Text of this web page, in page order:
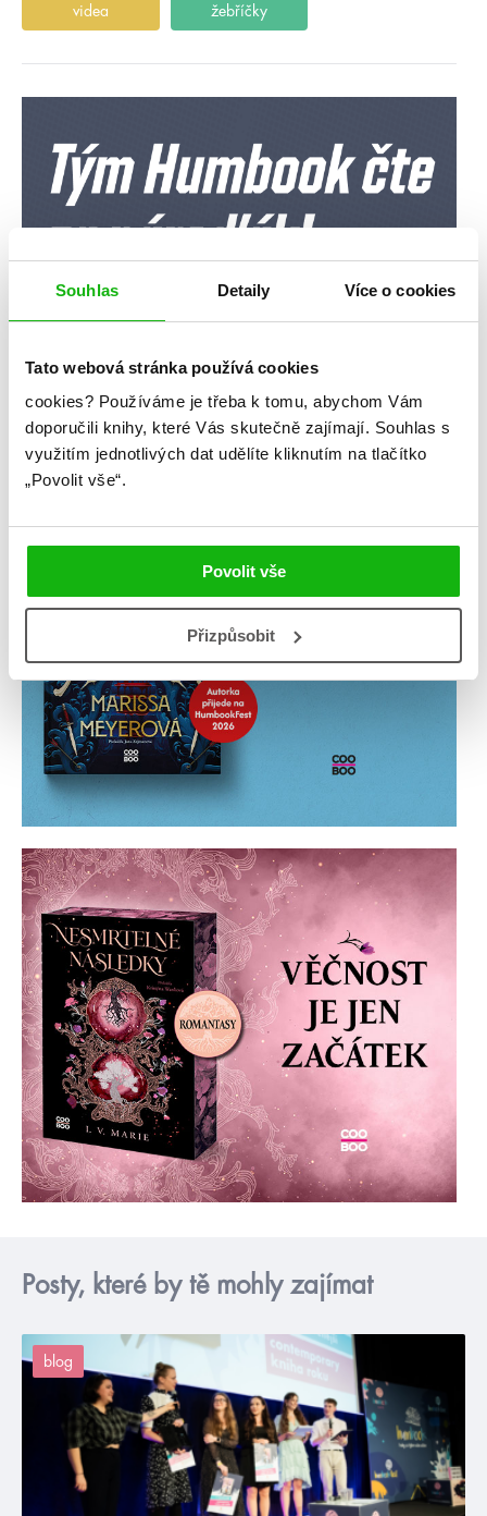
Souhlas Detaily Více o cookies
Tato webová stránka používá cookies
cookies? Používáme je třeba k tomu, abychom Vám
doporučili knihy, které Vás skutečně zajímají. Souhlas s
využitím jednotlivých dat udělíte kliknutím na tlačítko
„Povolit vše“.
Povolit vše
Přizpůsobit
videa žebříčky
Posty, které by tě mohly zajímat
blog